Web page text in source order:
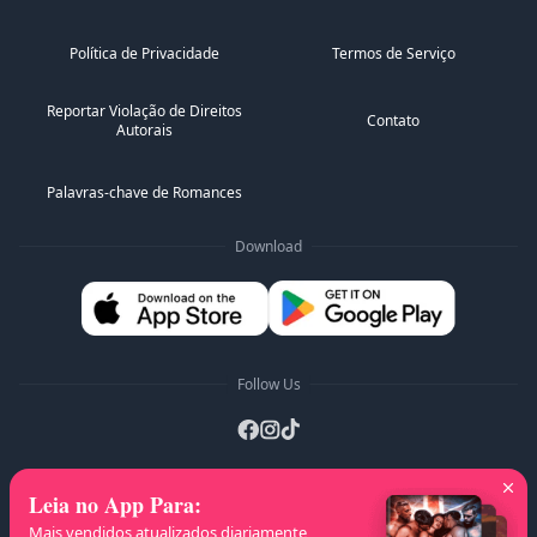
Política de Privacidade Termos de Serviço
Reportar Violação de Direitos
Autorais
Contato
Palavras-chave de Romances
Download
Follow Us
Listas A-Z A B H I
J
Leia no App Para:
Mais vendidos atualizados diariamente